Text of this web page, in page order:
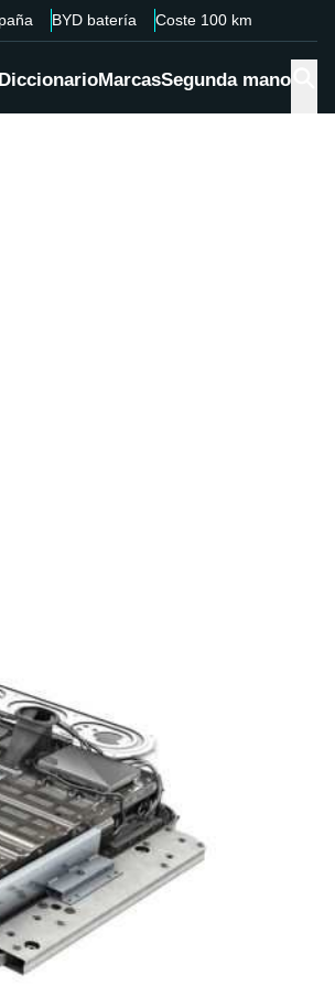
BYD batería Coste 100 km
DiccionarioMarcasSegunda mano